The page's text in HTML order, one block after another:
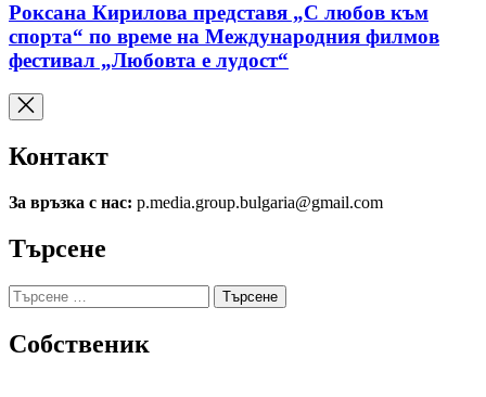
Роксана Кирилова представя „С любов към
спорта“ по време на Международния филмов
фестивал „Любовта е лудост“
Контакт
За връзка с нас: p.media.group.bulgaria@gmail.com
Търсене
Търсене
за:
Собственик